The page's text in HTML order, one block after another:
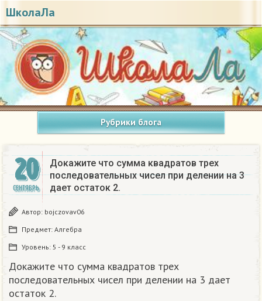
ШколаЛа
Рубрики блога
20
СЕНТЯБРЬ
Докажите что сумма квадратов трех
последовательных чисел при делении на 3
дает остаток 2.
Автор: bojczovav06
Предмет: Алгебра
Уровень: 5 - 9 класс
Докажите что сумма квадратов трех
последовательных чисел при делении на 3 дает
остаток 2.